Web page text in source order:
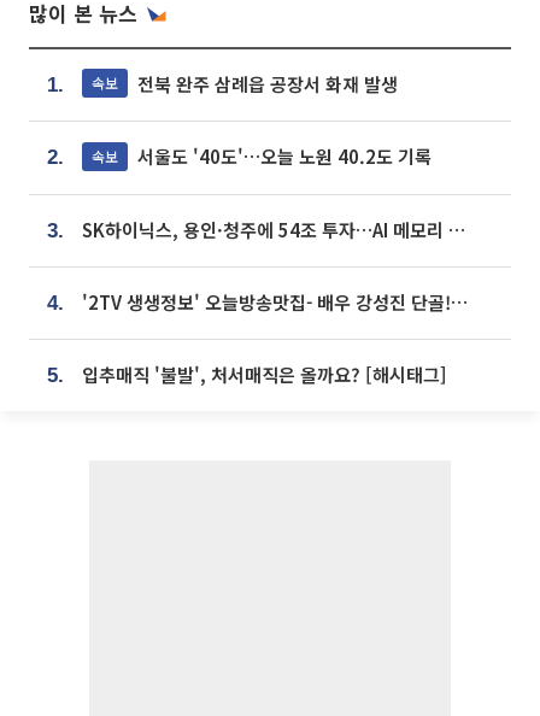
많이 본 뉴스
1. 속보 전북 완주 삼례읍 공장서 화재 발생
2. 속보 서울도 '40도'…오늘 노원 40.2도 기록
3. SK하이닉스, 용인·청주에 54조 투자…AI 메모리 생산기지 키운다
4. '2TV 생생정보' 오늘방송맛집- 배우 강성진 단골! 쌀국수ㆍ푸팟퐁 커리 맛집 '블○○○'
5. 입추매직 '불발', 처서매직은 올까요? [해시태그]